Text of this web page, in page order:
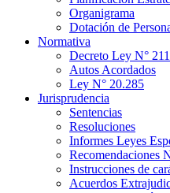
Organigrama
Dotación de
Normativa
Decreto Ley N° 211
Autos Acordados
Ley N° 20.285
Jurisprudencia
Sentencias
Resoluciones
Informes Leyes
Recomendaciones
Instrucciones de
Acuerdos